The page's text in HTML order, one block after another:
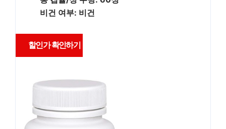
비건 여부: 비건
할인가 확인하기